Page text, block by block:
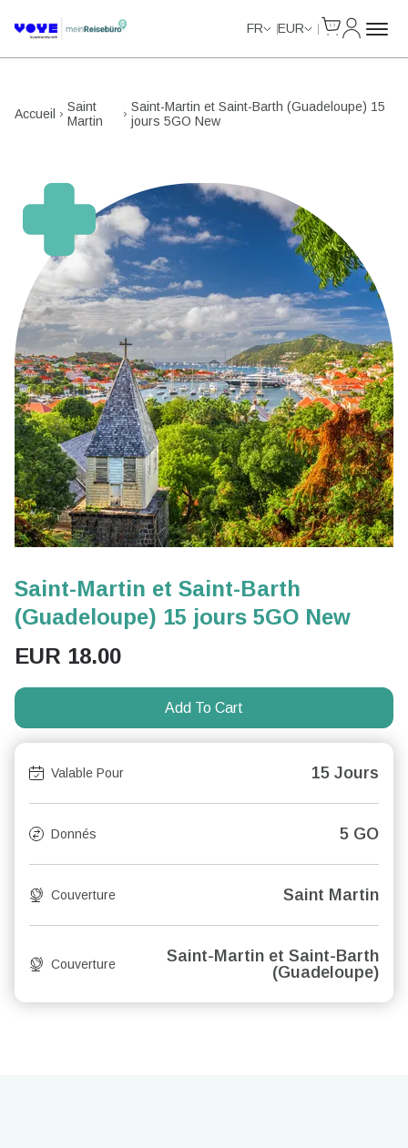
FR EUR
Accueil
Saint
Martin
Saint-Martin et Saint-Barth (Guadeloupe) 15
jours 5GO New
Saint-Martin et Saint-Barth
(Guadeloupe) 15 jours 5GO New
EUR 18.00
Add To Cart
Valable Pour 15 Jours
Donnés 5 GO
Couverture Saint Martin
Couverture
Saint-Martin et Saint-Barth
(Guadeloupe)